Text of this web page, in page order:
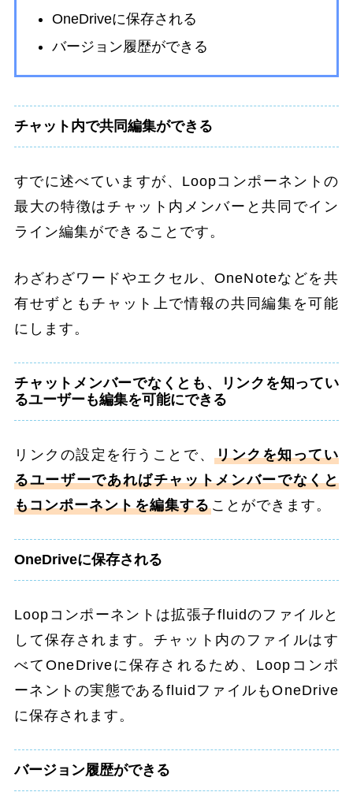
OneDriveに保存される
バージョン履歴ができる
チャット内で共同編集ができる
すでに述べていますが、Loopコンポーネントの
最大の特徴はチャット内メンバーと共同でイン
ライン編集ができることです。
わざわざワードやエクセル、OneNoteなどを共
有せずともチャット上で情報の共同編集を可能
にします。
チャットメンバーでなくとも、リンクを知ってい
るユーザーも編集を可能にできる
リンクの設定を行うことで、リンクを知ってい
るユーザーであればチャットメンバーでなくと
もコンポーネントを編集することができます。
OneDriveに保存される
Loopコンポーネントは拡張子fluidのファイルと
して保存されます。チャット内のファイルはす
べてOneDriveに保存されるため、Loopコンポ
ーネントの実態であるfluidファイルもOneDrive
に保存されます。
バージョン履歴ができる